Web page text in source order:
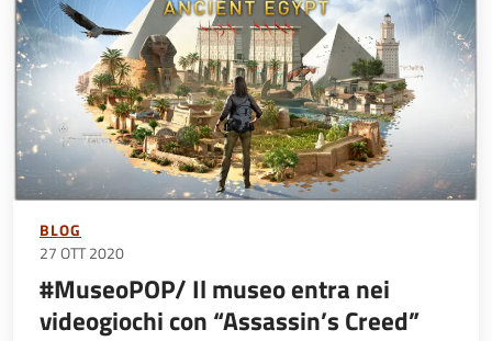
BLOG
27 OTT 2020
#MuseoPOP/ Il museo entra nei
videogiochi con “Assassin’s Creed”